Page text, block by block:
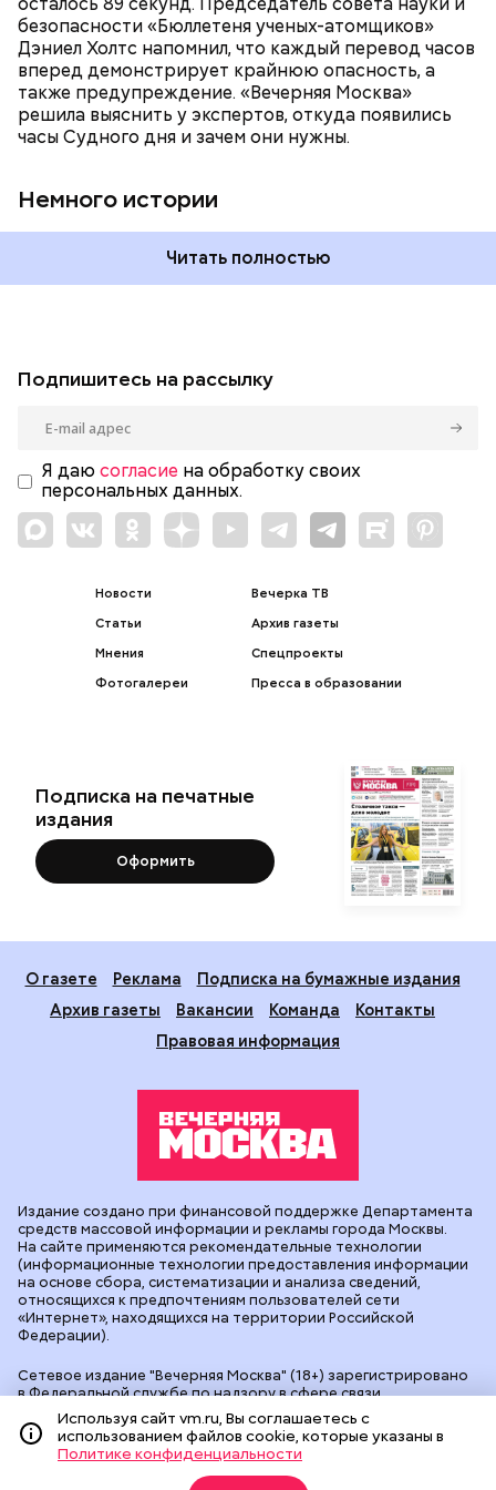
безопасности «Бюллетеня ученых-атомщиков»
Дэниел Холтс напомнил, что каждый перевод часов
вперед демонстрирует крайнюю опасность, а
также предупреждение. «Вечерняя Москва»
решила выяснить у экспертов, откуда появились
часы Судного дня и зачем они нужны.
Немного истории
война между США и уже Россией стала обыденным
предметом обсуждения для аналитиков со всего
мира. Но, помимо перспективы отправиться в
«атомный рай», с 2007 года на стрелку часов
влияет еще одна глобальная угроза —
климатические изменения.
Читать полностью
Подпишитесь на рассылку
Я даю согласие на обработку своих
персональных данных.
Новости
Статьи
Мнения
Фотогалереи
Вечерка ТВ
Архив газеты
Спецпроекты
Пресса в образовании
Подписка на печатные
издания
Оформить
О газете Реклама
Подписка на бумажные издания
Архив газеты
Вакансии Команда
Контакты
Правовая информация
Сетевое издание "Вечерняя Москва" (18+) зарегистрировано
в Федеральной службе по надзору в сфере связи,
информационных технологий и массовых коммуникаций
(Роскомнадзор). Свидетельство о регистрации ЭЛ № ФС 77 -
90524 от 09.12.2025. Учредитель: АО "Редакция газеты
"Вечерняя Москва". Главный редакторvm.ru
Геннадьевич Глуходедов. Адрес редакции: 127015, г.Москва,
Издание создано при финансовой поддержке Департамента
средств массовой информации и рекламы города Москвы.
На сайте применяются рекомендательные технологии
(информационные технологии предоставления информации
на основе сбора, систематизации и анализа сведений,
относящихся к предпочтениям пользователей сети
«Интернет», находящихся на территории Российской
Федерации).
Используя сайт vm.ru, Вы соглашаетесь с
использованием файлов cookie, которые указаны в
Политике конфиденциальности